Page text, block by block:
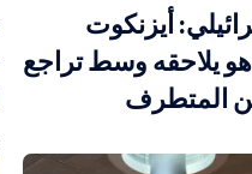
أيزنكوت
يلاحقه وسط تراجع
المتطرف